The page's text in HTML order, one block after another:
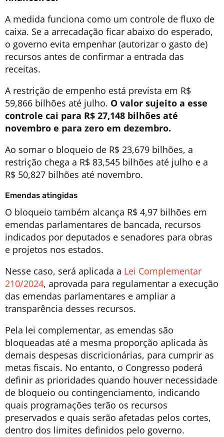
A medida funciona como um controle de fluxo de
caixa. Se a arrecadação ficar abaixo do esperado,
o governo evita empenhar (autorizar o gasto de)
recursos antes de confirmar a entrada das
receitas.
A restrição de empenho está prevista em R$
59,866 bilhões até julho. O valor sujeito a esse
controle cai para R$ 27,148 bilhões até
novembro e para zero em dezembro.
Ao somar o bloqueio de R$ 23,679 bilhões, a
restrição chega a R$ 83,545 bilhões até julho e a
R$ 50,827 bilhões até novembro.
Emendas atingidas
O bloqueio também alcança R$ 4,97 bilhões em
emendas parlamentares de bancada, recursos
indicados por deputados e senadores para obras
e projetos nos estados.
Nesse caso, será aplicada a Lei Complementar
210/2024, aprovada para regulamentar a execução
das emendas parlamentares e ampliar a
transparência desses recursos.
Pela lei complementar, as emendas são
bloqueadas até a mesma proporção aplicada às
demais despesas discricionárias, para cumprir as
metas fiscais. No entanto, o Congresso poderá
definir as prioridades quando houver necessidade
de bloqueio ou contingenciamento, indicando
quais programações terão os recursos
preservados e quais serão afetadas pelos cortes,
dentro dos limites definidos pelo governo.